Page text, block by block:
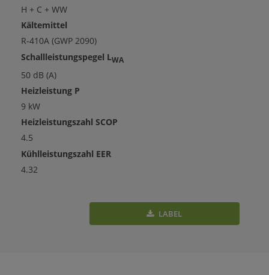
H + C + WW
Kältemittel
R-410A (GWP 2090)
Schallleistungspegel LWA
50 dB (A)
Heizleistung P
9 kW
Heizleistungszahl SCOP
4.5
Kühlleistungszahl EER
4.32
LABEL